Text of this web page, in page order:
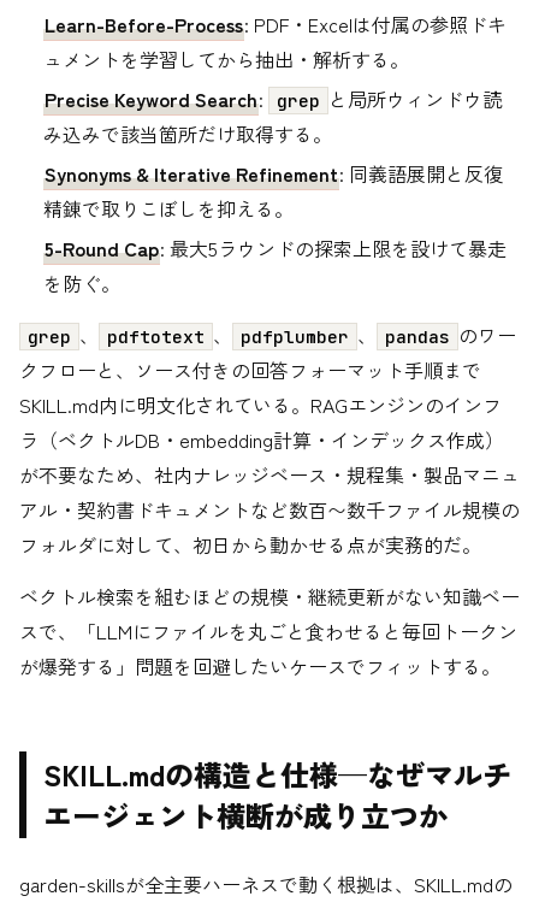
Learn-Before-Process: PDF・Excelは付属の参照ドキ
ュメントを学習してから抽出・解析する。
Precise Keyword Search: grep と局所ウィンドウ読
み込みで該当箇所だけ取得する。
Synonyms & Iterative Refinement: 同義語展開と反復
精錬で取りこぼしを抑える。
5-Round Cap: 最大5ラウンドの探索上限を設けて暴走
を防ぐ。
grep 、 pdftotext 、 pdfplumber 、 pandas のワー
クフローと、ソース付きの回答フォーマット手順まで
SKILL.md内に明文化されている。RAGエンジンのインフ
ラ（ベクトルDB・embedding計算・インデックス作成）
が不要なため、社内ナレッジベース・規程集・製品マニュ
アル・契約書ドキュメントなど数百〜数千ファイル規模の
フォルダに対して、初日から動かせる点が実務的だ。
ベクトル検索を組むほどの規模・継続更新がない知識ベー
スで、「LLMにファイルを丸ごと食わせると毎回トークン
が爆発する」問題を回避したいケースでフィットする。
SKILL.mdの構造と仕様—なぜマルチ
エージェント横断が成り立つか
garden-skillsが全主要ハーネスで動く根拠は、SKILL.mdの